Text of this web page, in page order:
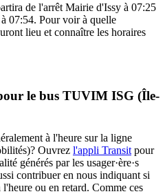
de l'arrêt Mairie d'Issy à 07:25
07:54. Pour voir à quelle
lieu et connaître les horaires
le bus TUVIM ISG (Île-
à l'heure sur la ligne
Ouvrez l'appli Transit pour
générés par les usager·ère·s
contribuer en nous indiquant si
ou en retard. Comme ces